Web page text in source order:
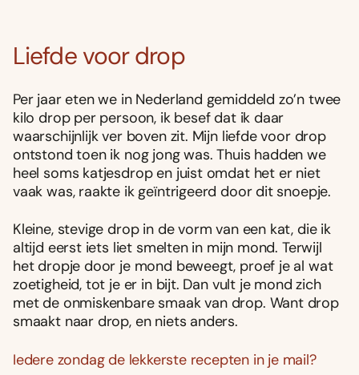
Liefde voor drop
Per jaar eten we in Nederland gemiddeld zo’n twee
kilo drop per persoon, ik besef dat ik daar
waarschijnlijk ver boven zit. Mijn liefde voor drop
ontstond toen ik nog jong was. Thuis hadden we
heel soms katjesdrop en juist omdat het er niet
vaak was, raakte ik geïntrigeerd door dit snoepje.
Kleine, stevige drop in de vorm van een kat, die ik
altijd eerst iets liet smelten in mijn mond. Terwijl
het dropje door je mond beweegt, proef je al wat
zoetigheid, tot je er in bijt. Dan vult je mond zich
met de onmiskenbare smaak van drop. Want drop
smaakt naar drop, en niets anders.
Iedere zondag de lekkerste recepten in je mail?